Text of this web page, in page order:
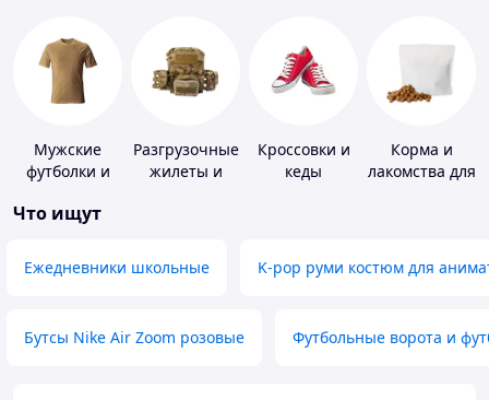
Мужские
футболки и
Разгрузочные
жилеты и
Кроссовки и
кеды
Корма и
лакомства для
Что ищут
Ежедневники школьные K-pop руми костюм для
Бутсы Nike Air Zoom розовые Футбольные ворота и